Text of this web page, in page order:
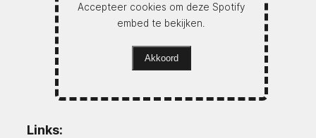
Accepteer cookies om deze Spotify
embed te bekijken.
Akkoord
Links: